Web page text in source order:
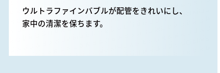
ウルトラファインバブルが配管をきれいにし、
家中の清潔を保ちます。